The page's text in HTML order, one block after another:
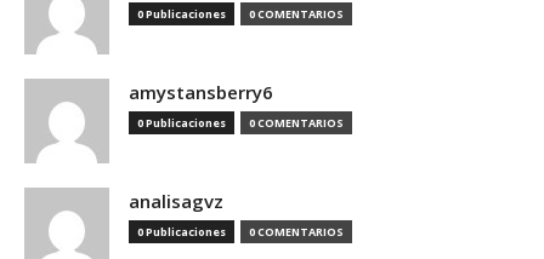
0 Publicaciones 0 COMENTARIOS
amystansberry6
0 Publicaciones 0 COMENTARIOS
analisagvz
0 Publicaciones 0 COMENTARIOS